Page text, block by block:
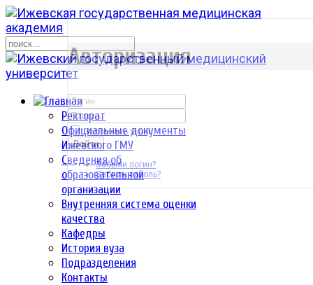
Ректорат
Официальные документы
Ижевского ГМУ
Сведения об
образовательной
организации
Внутренняя система оценки
качества
Кафедры
История вуза
Подразделения
Контакты
р
Авторизация
Запомнить меня
Войти
Забыли логин?
Забыли пароль?